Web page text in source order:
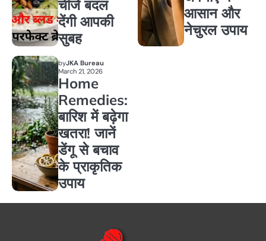
चीजें बदल
देंगी आपकी
सुबह
आसान और
नेचुरल उपाय
byJKA Bureau
March 21, 2026
Home
Remedies:
बारिश में बढ़ेगा
खतरा! जानें
डेंगू से बचाव
के प्राकृतिक
उपाय